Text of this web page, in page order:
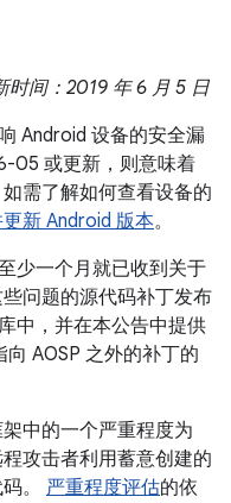
时间：2019 年 6 月 5 日
Android 设备的安全漏
05 或更新，则意味着
需了解如何查看设备的
新 Android 版本。
少一个月就已收到关于
问题的源代码补丁发布
中，并在本公告中提供
AOSP 之外的补丁的
中的一个严重程度为
攻击者利用蓄意创建的
。 严重程度评估的依